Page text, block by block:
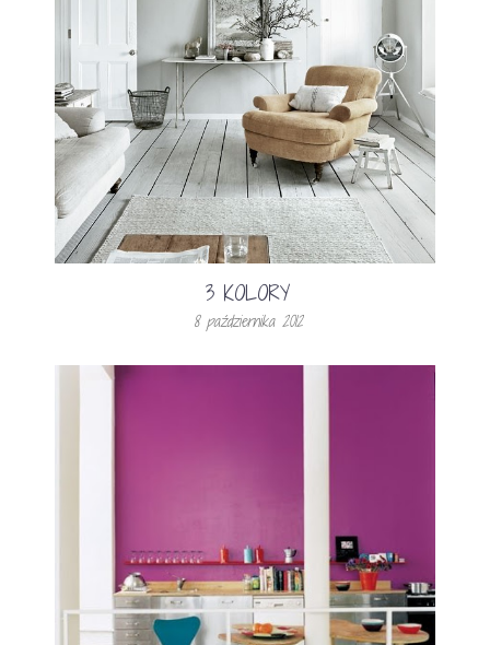
3 KOLORY
8 października 2012